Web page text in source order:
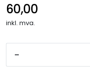
60,00
inkl. mva.
-